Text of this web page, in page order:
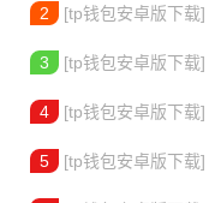
2 [tp钱包安卓版下载]
3 [tp钱包安卓版下载]
4 [tp钱包安卓版下载]
5 [tp钱包安卓版下载]